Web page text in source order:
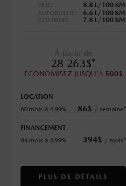
VILLE:
8.8 L/100 KM
AUTOROUTE:
6.6 L/100 KM
COMBINÉE:
7.8 L/100 KM
À partir de
28 263$*
ÉCONOMISEZ JUSQU'À 500$
LOCATION
60 mois à 4.99%
86$ / semaine*
FINANCEMENT
84 mois à 4.99%
394$ / mois*
PLUS DE DÉTAILS